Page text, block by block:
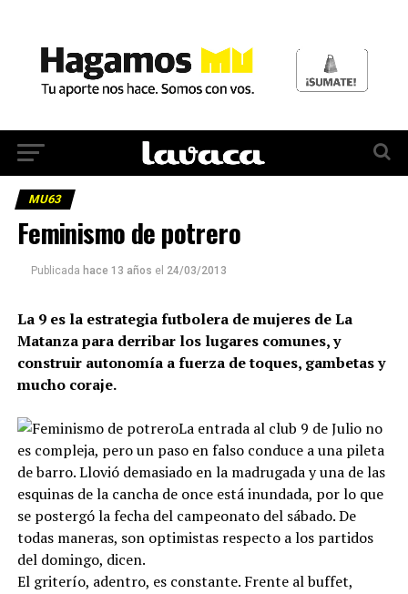
MU63
Feminismo de potrero
Publicada hace 13 años el 24/03/2013
La 9 es la estrategia futbolera de mujeres de La
Matanza para derribar los lugares comunes, y
construir autonomía a fuerza de toques, gambetas y
mucho coraje.
La entrada al club 9 de Julio no
es compleja, pero un paso en falso conduce a una pileta
de barro. Llovió demasiado en la madrugada y una de las
esquinas de la cancha de once está inundada, por lo que
se postergó la fecha del campeonato del sábado. De
todas maneras, son optimistas respecto a los partidos
del domingo, dicen.
El griterío, adentro, es constante. Frente al buffet,